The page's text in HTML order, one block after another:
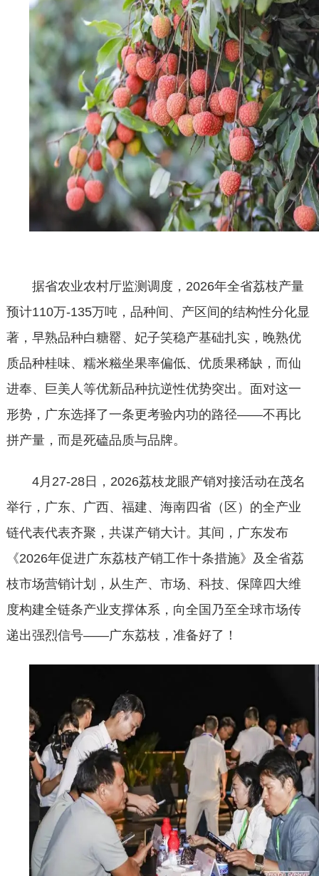
据省农业农村厅监测调度， 2026年全省荔枝产量
预计110万-135万吨，品种间、产区间的结构性分化显
著，早熟品种白糖罂、妃子笑稳产基础扎实，晚熟优
质品种桂味、糯米糍坐果率偏低、优质果稀缺，而仙
进奉、巨美人等优新品种抗逆性优势突出。面对这一
形势，广东选择了一条更考验内功的路径——不再比
拼产量，而是死磕品质与品牌。
4月27-28日，2026荔枝龙眼产销对接活动在茂名
举行，广东、广西、福建、海南四省（区）的全产业
链代表代表齐聚，共谋产销大计。其间，广东发布
《2026年促进广东荔枝产销工作十条措施》及全省荔
枝市场营销计划，从生产、市场、科技、保障四大维
度构建全链条产业支撑体系，向全国乃至全球市场传
递出强烈信号——广东荔枝，准备好了！